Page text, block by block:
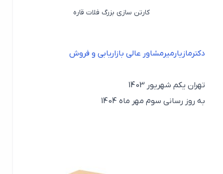
کارتن سازی بزرگ فلات قاره
دکترمازیارمیرمشاور عالی بازاریابی و فروش
تهران یکم شهریور 1403
به روز رسانی سوم مهر ماه 1404